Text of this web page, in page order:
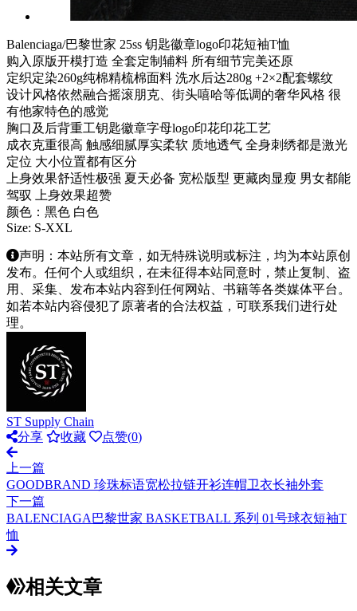
Balenciaga/巴黎世家 25ss 钥匙徽章logo印花短袖T恤
购入原版开模打造 全套定制辅料 所有细节完美还原
定织定染260g纯棉精梳棉面料 洗水后达280g +2×2配套螺纹
设计风格依然融合摇滚朋克、街头嘻哈等低调的奢华风格 很
有他家特色的感觉
胸口及后背重工钥匙徽章字母logo印花印花工艺
成衣克重很高 触感细腻厚实柔软 质地透气 全身刺绣都是激光
定位 大小位置都有区分
上身效果舒适性极强 夏天必备 宽松版型 更藏肉显瘦 男女都能
驾驭 上身效果超赞
颜色：黑色 白色
Size: S-XXL
声明：本站所有文章，如无特殊说明或标注，均为本站原创
发布。任何个人或组织，在未征得本站同意时，禁止复制、盗
用、采集、发布本站内容到任何网站、书籍等各类媒体平台。
如若本站内容侵犯了原著者的合法权益，可联系我们进行处
理。
ST Supply Chain
分享
收藏 点赞(0)
上一篇
GOODBRAND 珍珠标语宽松拉链开衫连帽卫衣长袖外套
下一篇
BALENCIAGA巴黎世家 BASKETBALL 系列 01号球衣短袖T
恤
相关文章